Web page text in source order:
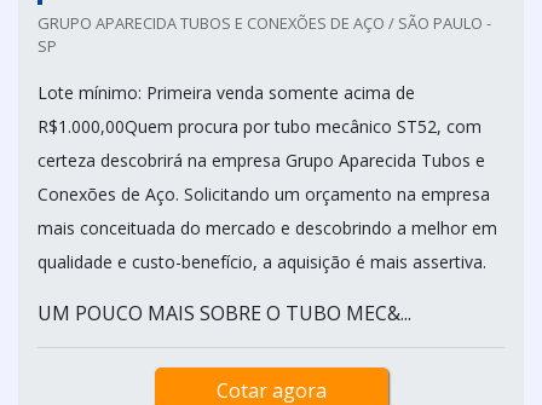
GRUPO APARECIDA TUBOS E CONEXÕES DE AÇO / SÃO PAULO -
SP
Lote mínimo: Primeira venda somente acima de
R$1.000,00Quem procura por tubo mecânico ST52, com
certeza descobrirá na empresa Grupo Aparecida Tubos e
Conexões de Aço. Solicitando um orçamento na empresa
mais conceituada do mercado e descobrindo a melhor em
qualidade e custo-benefício, a aquisição é mais assertiva.
UM POUCO MAIS SOBRE O TUBO MEC&...
Cotar agora